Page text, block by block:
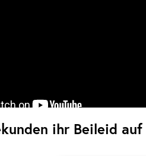
ihr Beileid